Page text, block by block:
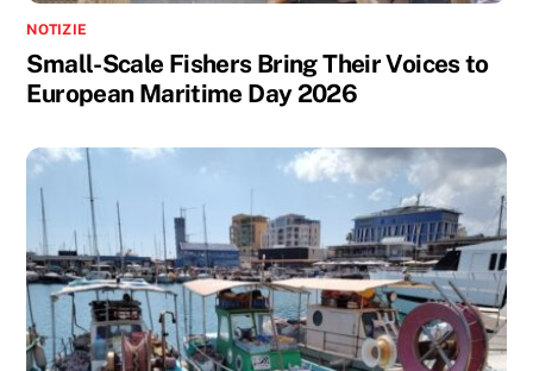
NOTIZIE
Small-Scale Fishers Bring Their Voices to
European Maritime Day 2026